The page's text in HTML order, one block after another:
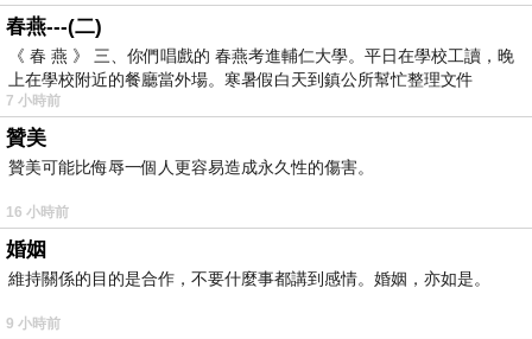
而且在網路上購買，品質有保障又有七天鑑賞期，
不滿意可以退貨也不用擔心買貴!
你一定要來看看【FILORGA法洛佳】極緻煥膚晚霜
(50ml)~~
我是在這裡買的，多比較不吃虧唷!!:
春燕---(二)
《 春 燕 》 三、你們唱戲的 春燕考進輔仁大學。平日在學校工讀，晚
上在學校附近的餐廳當外場。寒暑假白天到鎮公所幫忙整理文件
7 小時前
贊美
贊美可能比侮辱一個人更容易造成永久性的傷害。
16 小時前
婚姻
維持關係的目的是合作，不要什麼事都講到感情。婚姻，亦如是。
9 小時前